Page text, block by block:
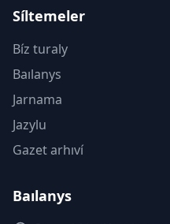
Síltemeler
Bíz turaly
Baılanys
Jarnama
Jazylu
Gazet arhıví
Baılanys